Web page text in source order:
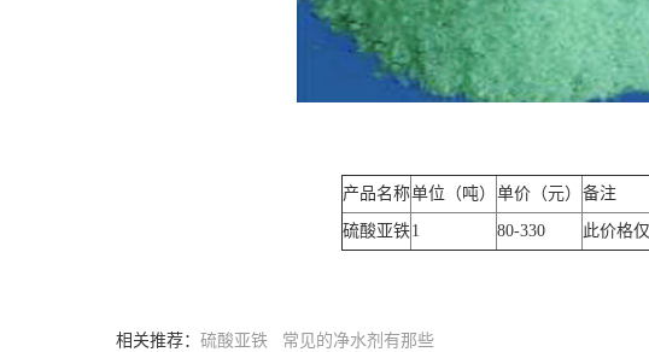
产品名称单位（吨） 单价（元） 备注
硫酸亚铁1 80-330 此价格
相关推荐：硫酸亚铁 常见的净水剂有那些